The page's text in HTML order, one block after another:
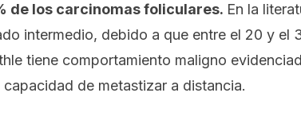
de los carcinomas foliculares. En la
intermedio, debido a que entre el 20 y el
tiene comportamiento maligno
de metastizar a distancia.